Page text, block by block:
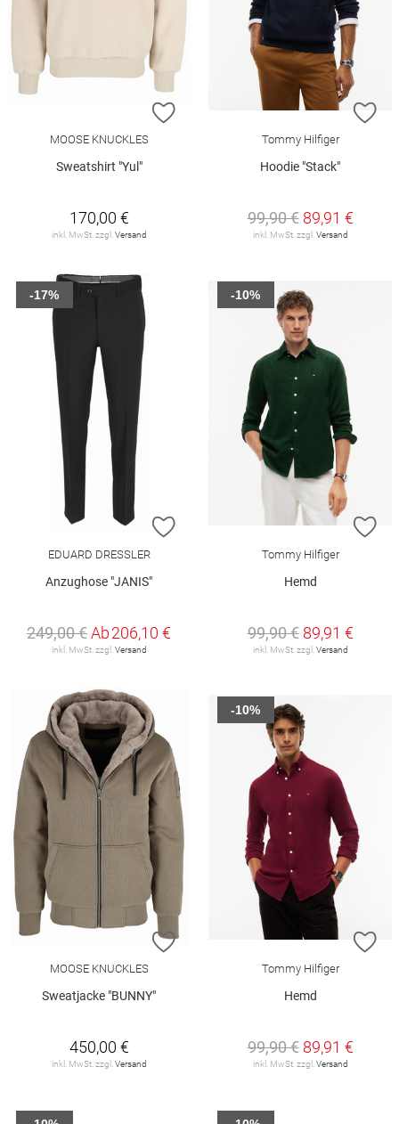
ZUR WUNSCHLISTE HINZUFÜGEN
MOOSE KNUCKLES
Sweatshirt "Yul"
170,00 €
inkl. MwSt. zzgl. Versand
Tommy Hilfiger
Hoodie "Stack"
99,90 € 89,91 €
inkl. MwSt. zzgl. Versand
ZUR WUNSCHLISTE HINZUFÜGEN
EDUARD DRESSLER
Anzughose "JANIS"
249,00 €Ab206,10 €
inkl. MwSt. zzgl. Versand
-17%
Tommy Hilfiger
Hemd
99,90 € 89,91 €
inkl. MwSt. zzgl. Versand
-10%
ZUR WUNSCHLISTE HINZUFÜGEN
MOOSE KNUCKLES
Sweatjacke "BUNNY"
450,00 €
inkl. MwSt. zzgl. Versand
Tommy Hilfiger
Hemd
99,90 € 89,91 €
inkl. MwSt. zzgl. Versand
-10%